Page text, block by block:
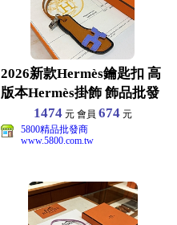
2026新款Hermès鑰匙扣 高
版本Hermès掛飾 飾品批發
1474元 會員 674元
5800精品批發商
www.5800.com.tw